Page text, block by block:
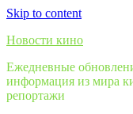
Skip to content
Новости кино
Ежедневные
информация из мира
репортажи